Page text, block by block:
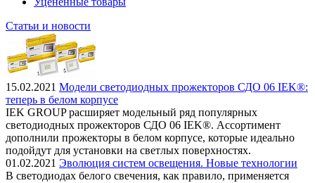
Статьи и новости
15.02.2021 Модели светодиодных прожекторов СДО 06 IEK®:
теперь в белом корпусе
IEK GROUP расширяет модельный ряд популярных
светодиодных прожекторов СДО 06 IEK®. Ассортимент
дополнили прожекторы в белом корпусе, которые идеально
подойдут для установки на светлых поверхностях.
01.02.2021 Эволюция систем освещения. Новые технологии
В светодиодах белого свечения, как правило, применяется